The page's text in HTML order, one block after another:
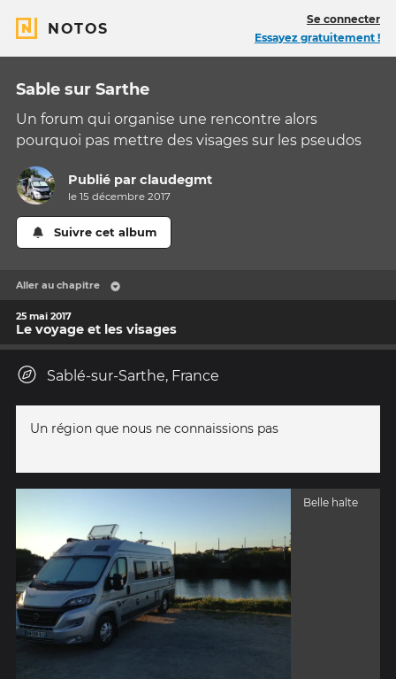
NOTOS
Se connecter
Essayez gratuitement !
Sable sur Sarthe
Un forum qui organise une rencontre alors
pourquoi pas mettre des visages sur les pseudos
Publié parclaudegmt
le 15 décembre 2017
Suivre cet album
Aller au chapitre
25 mai 2017
Le voyage et les visages
Sablé-sur-Sarthe, France
Un région que nous ne connaissions pas
Belle halte